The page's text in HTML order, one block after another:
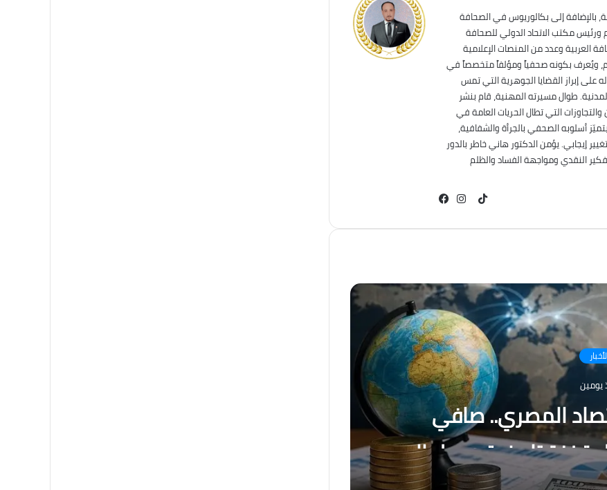
بالإضافة إلى بكالوريوس في الصحافة
ورئيس مكتب الاتحاد الدولي للصحافة
العربية وعدد من المنصات الإعلامية
ويُعرف بكونه صحفياً ومؤلفاً متخصصاً في
على إبراز القضايا الجوهرية التي تمس
طوال مسيرته المهنية، قام بنشر
التي تطال الحريات العامة في
أسلوبه الصحفي بالجرأة والشفافية،
إيجابي. يؤمن الدكتور هاني خاطر بالدور
النقدي ومواجهة الفساد والظلم
TikTok
يومين
المصري.. صافي
قفزة تاريخية ويصل إلى